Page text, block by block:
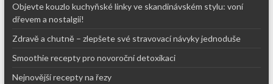
Objevte kouzlo kuchyňské linky ve skandinávském stylu: voní
dřevem a nostalgií!
Zdravě a chutně – zlepšete své stravovací návyky jednoduše
Smoothie recepty pro novoroční detoxikaci
Nejnovější recepty na řezy